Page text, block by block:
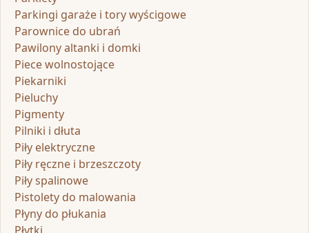
Parkingi garaże i tory wyścigowe
Parownice do ubrań
Pawilony altanki i domki
Piece wolnostojące
Piekarniki
Pieluchy
Pigmenty
Pilniki i dłuta
Piły elektryczne
Piły ręczne i brzeszczoty
Piły spalinowe
Pistolety do malowania
Płyny do płukania